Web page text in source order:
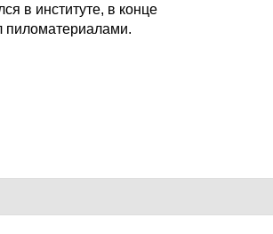
в институте, в конце
пиломатериалами.